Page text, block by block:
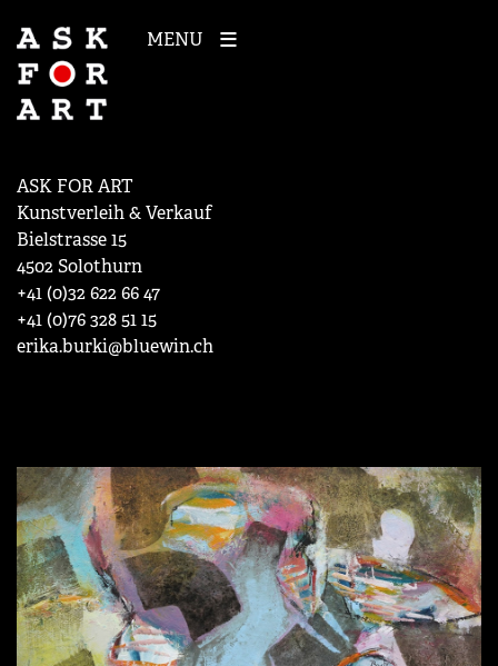
MENU
ASK FOR ART
Kunstverleih & Verkauf
Bielstrasse 15
4502 Solothurn
+41 (0)32 622 66 47
+41 (0)76 328 51 15
erika.burki@bluewin.ch